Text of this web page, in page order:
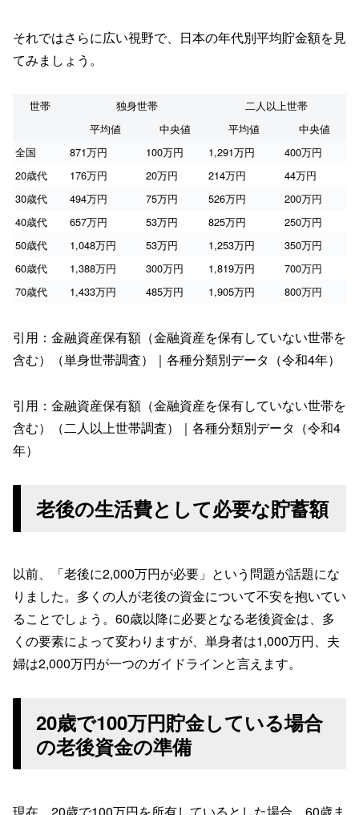
それではさらに広い視野で、日本の年代別平均貯金額を見
てみましょう。
世帯 独身世帯
二人以上世帯
平均値
中央値 平均値
中央値
全国
871万円 100万円 1,291万円
400万円
20歳代
176万円 20万円 214万円
44万円
30歳代
494万円 75万円 526万円
200万円
40歳代
657万円 53万円 825万円
250万円
50歳代
1,048万円 53万円 1,253万円
350万円
60歳代
1,388万円 300万円 1,819万円
700万円
70歳代
1,433万円 485万円 1,905万円 800万円
引用：金融資産保有額（金融資産を保有していない世帯を
含む）（単身世帯調査）｜各種分類別データ（令和4年）
引用：金融資産保有額（金融資産を保有していない世帯を
含む）（二人以上世帯調査）｜各種分類別データ（令和4
年）
老後の生活費として必要な貯蓄額
以前、「老後に2,000万円が必要」という問題が話題にな
りました。多くの人が老後の資金について不安を抱いてい
ることでしょう。60歳以降に必要となる老後資金は、多
くの要素によって変わりますが、単身者は1,000万円、夫
婦は2,000万円が一つのガイドラインと言えます。
20歳で100万円貯金している場合
の老後資金の準備
現在、20歳で100万円を所有しているとした場合、60歳ま